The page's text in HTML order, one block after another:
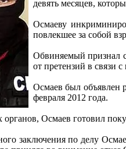
девять месяцев,
Осмаеву
повлекшее за собой
Обвиняемый признал
от претензий в связи
Осмаев был объявлен
февраля 2012 года.
Осмаев готовил
заключения по делу